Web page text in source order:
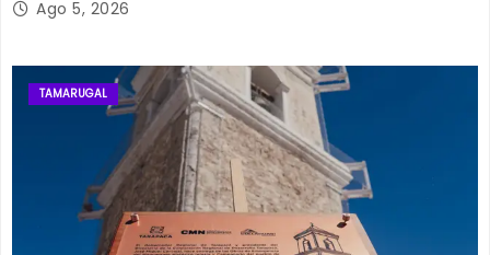
Ago 5, 2026
TAMARUGAL